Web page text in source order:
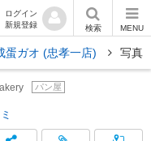
ログイン
新規登録
検索 MENU
蛋ガオ (忠孝一店) 写真
パン屋